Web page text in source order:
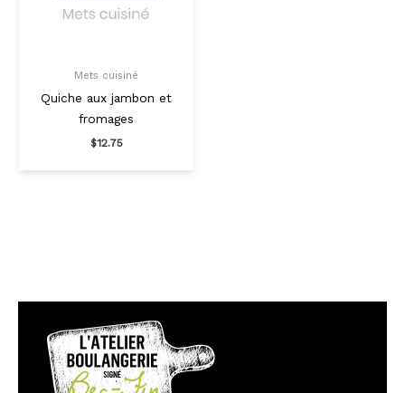
Mets cuisiné
Quiche aux jambon et
fromages
$12.75